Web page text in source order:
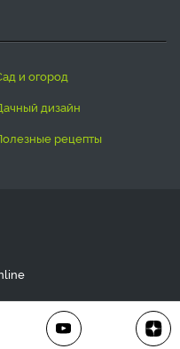
сад и огород
дачный дизайн
полезные рецепты
только с